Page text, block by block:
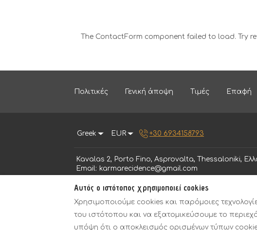
The ContactForm component failed to load. Try
Πολιτικές Γενική άποψη Τιμές Επαφή
Greek EUR +30 6934158793
Kavalas 2, Porto Fino, Asprovalta, Thessaloniki,
Email: karmarecidence@gmail.com
Αυτός ο ιστότοπος χρησιμοποιεί cookies
Χρησιμοποιούμε cookies και παρόμοιες
του ιστότοπου και να εξατομικεύσουμε το
υπόψη ότι ο αποκλεισμός ορισμένων τύπων